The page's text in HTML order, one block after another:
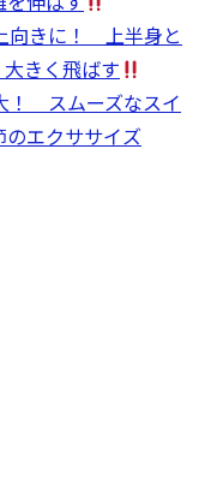
向きに！ 上半身と
きく飛ばす
！ スムーズなスイ
エクササイズ